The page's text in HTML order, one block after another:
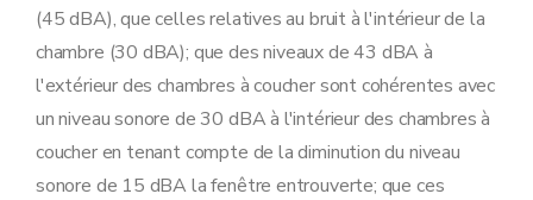
(45 dBA), que celles relatives au bruit à l'intérieur de la
chambre (30 dBA); que des niveaux de 43 dBA à
l'extérieur des chambres à coucher sont cohérentes avec
un niveau sonore de 30 dBA à l'intérieur des chambres à
coucher en tenant compte de la diminution du niveau
sonore de 15 dBA la fenêtre entrouverte; que ces